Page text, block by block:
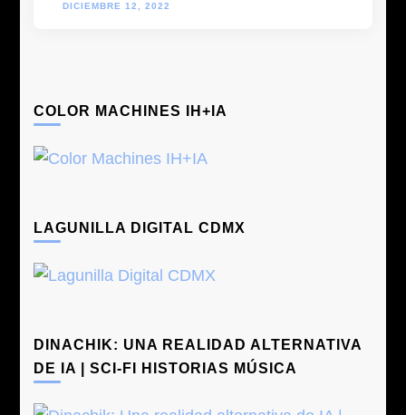
DICIEMBRE 12, 2022
COLOR MACHINES IH+IA
LAGUNILLA DIGITAL CDMX
DINACHIK: UNA REALIDAD ALTERNATIVA
DE IA | SCI-FI HISTORIAS MÚSICA